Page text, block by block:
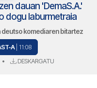
dauan 'DemaS.A.'
dogu laburmetraia
komediaren bitartez
A | 11:08
• DESKARGATU